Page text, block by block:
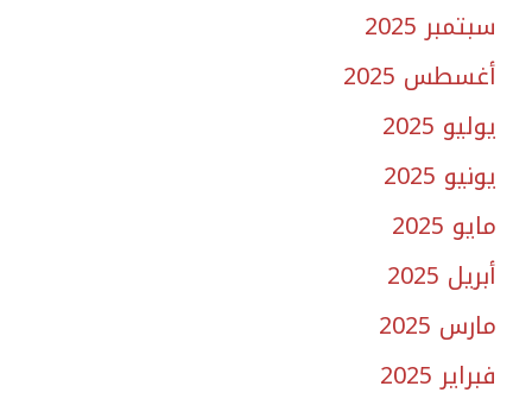
سبتمبر 2025
أغسطس 2025
يوليو 2025
يونيو 2025
مايو 2025
أبريل 2025
مارس 2025
فبراير 2025